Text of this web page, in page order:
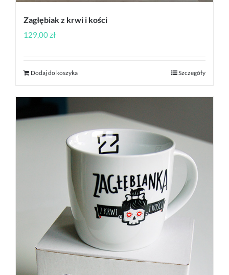
Zagłębiak z krwi i kości
129,00zł
Dodaj do koszyka Szczegóły